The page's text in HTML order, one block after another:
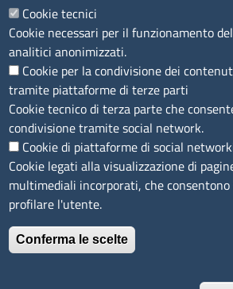
Informative privacy e cookie
Verifiche PA
Attuazione misure PNRR
Modulistica
SEGUICI SU
Cookie tecnici
Cookie necessari per il funzionamento
analitici anonimizzati.
Cookie per la condivisione dei
tramite piattaforme di terze parti
Cookie tecnico di terza parte che
condivisione tramite social network.
Cookie di piattaforme di social
Cookie legati alla visualizzazione di
multimediali incorporati, che
profilare l'utente.
Conferma le scelte